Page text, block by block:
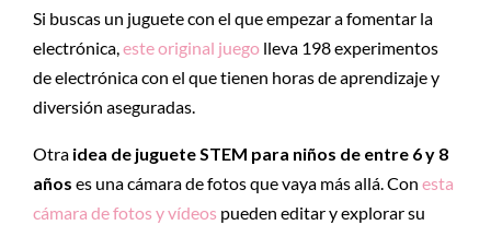
Si buscas un juguete con el que empezar a fomentar la
electrónica, este original juego lleva 198 experimentos
de electrónica con el que tienen horas de aprendizaje y
diversión aseguradas.
Otra idea de juguete STEM para niños de entre 6 y 8
años es una cámara de fotos que vaya más allá. Con esta
cámara de fotos y vídeos pueden editar y explorar su